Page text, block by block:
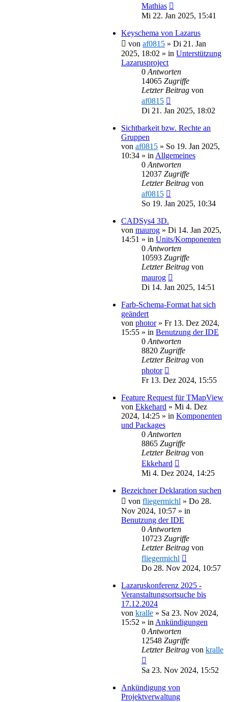
Mathias
Mi 22. Jan 2025, 15:41
Keyschema von Lazarus
von af0815 » Di 21. Jan
2025, 18:02 » in Unterstützung
Lazarusproject
0 Antworten
14065 Zugriffe
Letzter Beitrag von
af0815
Di 21. Jan 2025, 18:02
Sichtbarkeit bzw. Rechte an
Gruppen
von af0815 » So 19. Jan 2025,
10:34 » in Allgemeines
0 Antworten
12037 Zugriffe
Letzter Beitrag von
af0815
So 19. Jan 2025, 10:34
CADSys4 3D.
von maurog » Di 14. Jan 2025,
14:51 » in Units/Komponenten
0 Antworten
10593 Zugriffe
Letzter Beitrag von
maurog
Di 14. Jan 2025, 14:51
Farb-Schema-Format hat sich
geändert
von photor» Fr 13. Dez 2024,
15:55 » in Benutzung der IDE
0 Antworten
8820 Zugriffe
Letzter Beitrag von
photor
Fr 13. Dez 2024, 15:55
Feature Request für TMapView
von Ekkehard » Mi 4. Dez
2024, 14:25 » in Komponenten
und Packages
0 Antworten
8865 Zugriffe
Letzter Beitrag von
Ekkehard
Mi 4. Dez 2024, 14:25
Bezeichner Deklaration suchen
von fliegermichl » Do 28.
Nov 2024, 10:57 » in
Benutzung der IDE
0 Antworten
10723 Zugriffe
Letzter Beitrag von
fliegermichl
Do 28. Nov 2024, 10:57
Lazaruskonferenz 2025 -
Veranstaltungsortsuche bis
17.12.2024
von kralle » Sa 23. Nov 2024,
15:52 » in Ankündigungen
0 Antworten
12548 Zugriffe
Letzter Beitrag von kralle
Sa 23. Nov 2024, 15:52
Ankündigung von
Projektverwaltung